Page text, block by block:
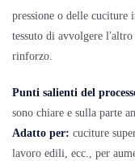
pressione o delle cuciture
tessuto di avvolgere
rinforzo.
Punti salienti del
sono chiare e sulla parte
Adatto per: cuciture
lavoro edili, ecc., per